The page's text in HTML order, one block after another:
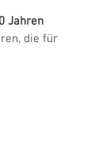
Jahren
die für